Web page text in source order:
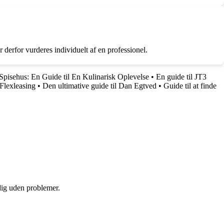
vurderes individuelt af en professionel.
En Guide til En Kulinarisk Oplevelse • En guide til JT3
• Den ultimative guide til Dan Egtved • Guide til at finde
uden problemer.